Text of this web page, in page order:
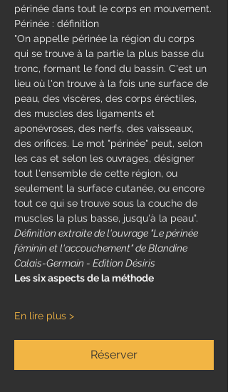
périnée dans tout le corps en mouvement.​
Périnée : définition
"On appelle périnée la région du corps
qui se trouve à la partie la plus basse du
tronc, formant le fond du bassin. C'est un
lieu où l'on trouve à la fois une surface de
peau, des viscères, des corps éréctiles,
des muscles des ligaments et
aponévroses, des nerfs, des vaisseaux,
des orifices. Le mot "périnée" peut, selon
les cas et selon les ouvrages, désigner
tout l'ensemble de cette région, ou
seulement la surface cutanée, ou encore
tout ce qui se trouve sous la couche de
muscles la plus basse, jusqu'à la peau".
Définition extraite de l'ouvrage "Le périnée
féminin et l'accouchement" de Blandine
Calais-Germain - Edition Désiris
​Les six aspects de la méthode
En lire plus >
Réserver